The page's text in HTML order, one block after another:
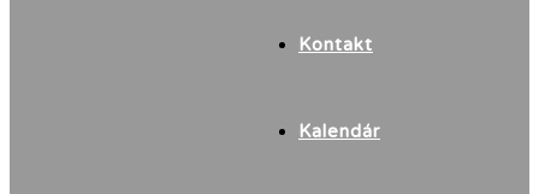
Kontakt
Kalendár